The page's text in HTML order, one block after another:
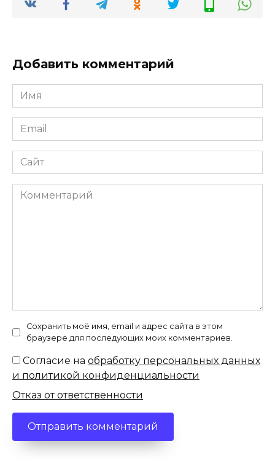
Добавить комментарий
Имя
*
Email
*
Сайт
Комментарий
Сохранить моё имя, email и адрес сайта в этом
браузере для последующих моих комментариев.
Согласие на обработку персональных данных
и политикой конфиденциальности
Отказ от ответственности